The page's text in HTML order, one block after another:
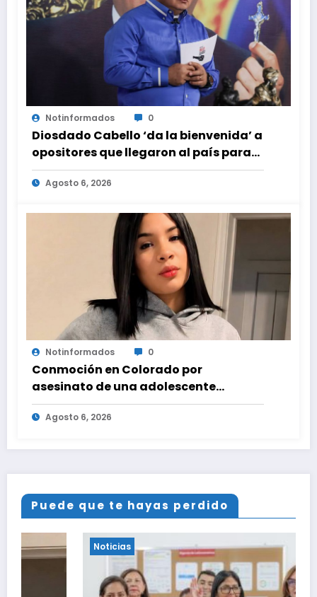
Notinformados 0
Diosdado Cabello ‘da la bienvenida’ a
opositores que llegaron al país para
diálogo con el gobierno
Agosto 6, 2026
Notinformados 0
Conmoción en Colorado por
asesinato de una adolescente
venezolana en reunión con amigos
Agosto 6, 2026
Puede que te hayas perdido
Noticias